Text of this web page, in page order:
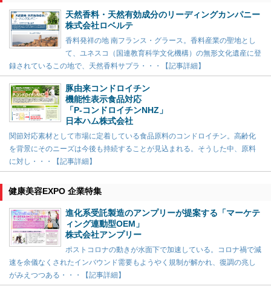
天然香料・天然有効成分のリーディングカンパニー
株式会社ロベルテ
香料発祥の地 南フランス・グラース。香料産業の聖地とし
て、ユネスコ（国連教育科学文化機構）の無形文化遺産に登
録されているこの地で、天然香料サプラ・・・【記事詳細】
豚由来コンドロイチン
機能性表示食品対応
「P-コンドロイチンNHZ」
日本ハム株式会社
関節対応素材として市場に定着している食品原料のコンドロイチン。高齢化
を背景にそのニーズは今後も持続することが見込まれる。そうした中、原料
に対し・・・【記事詳細】
健康美容EXPO 企業特集
進化系受託製造のアンプリーが提案する「マーケテ
ィング連動型OEM」
株式会社アンプリー
ポストコロナの動きが水面下で加速している。コロナ禍で減
速を余儀なくされたインバウンド需要もようやく規制が解かれ、復調の兆し
がみえつつある・・・【記事詳細】